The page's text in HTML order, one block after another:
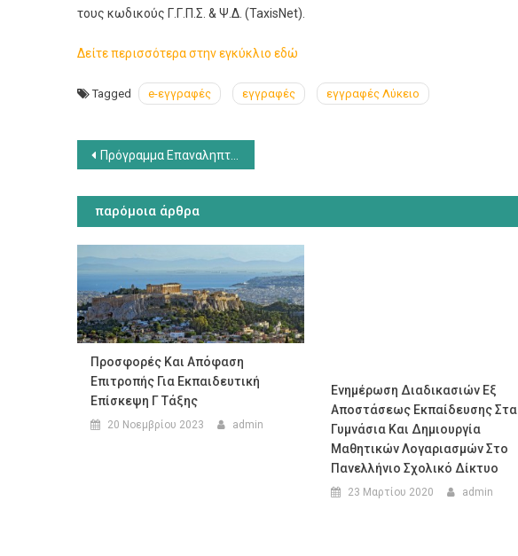
τους κωδικούς Γ.Γ.Π.Σ. & Ψ.Δ. (TaxisNet).
Δείτε περισσότερα στην εγκύκλιο εδώ
Tagged e-εγγραφές εγγραφές εγγραφές Λύκειο
Πλοήγηση
άρθρων
Πρόγραμμα Επαναληπτικών Εξετάσεων Σεπτεμβρίου 2026
παρόμοια άρθρα
Προσφορές Και Απόφαση
Επιτροπής Για Εκπαιδευτική
Επίσκεψη Γ Τάξης
20 Νοεμβρίου 2023 admin
Ενημέρωση Διαδικασιών Εξ
Αποστάσεως Εκπαίδευσης Στα
Γυμνάσια Και Δημιουργία
Μαθητικών Λογαριασμών Στο
Πανελλήνιο Σχολικό Δίκτυο
23 Μαρτίου 2020 admin